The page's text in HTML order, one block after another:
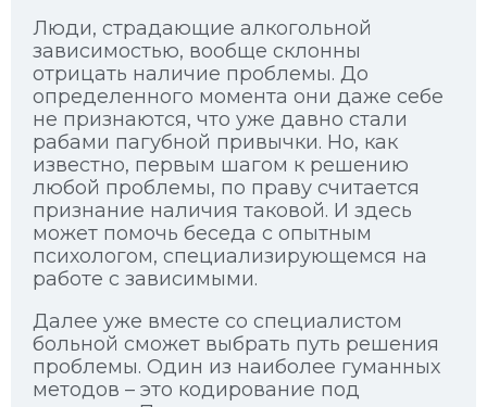
Люди, страдающие алкогольной
зависимостью, вообще склонны
отрицать наличие проблемы. До
определенного момента они даже себе
не признаются, что уже давно стали
рабами пагубной привычки. Но, как
известно, первым шагом к решению
любой проблемы, по праву считается
признание наличия таковой. И здесь
может помочь беседа с опытным
психологом, специализирующемся на
работе с зависимыми.
Далее уже вместе со специалистом
больной сможет выбрать путь решения
проблемы. Один из наиболее гуманных
методов – это кодирование под